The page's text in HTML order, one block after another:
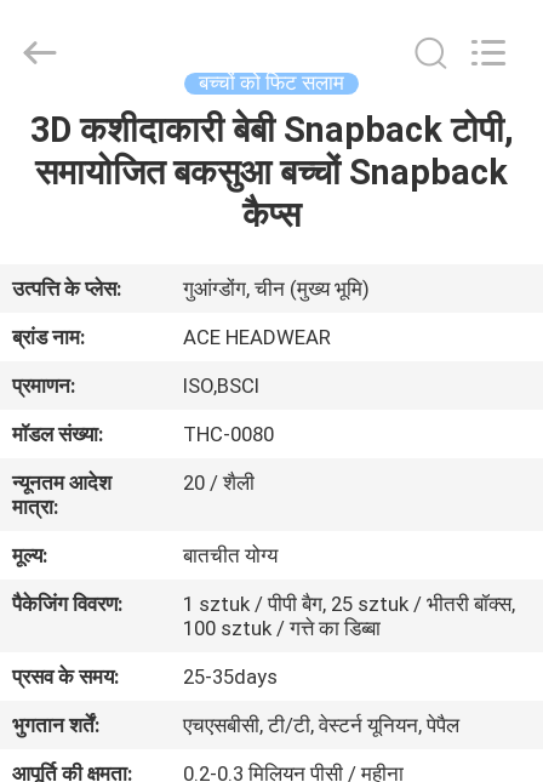
घर
हमारे
बारे
में
कारखाना
भ्रमण
गुणवत्ता
नियंत्रण
संपर्क
करें
Manufacturing
Reserved.
बच्चों को फिट सलाम
3D कशीदाकारी बेबी Snapback टोपी,
समायोजित बकसुआ बच्चों Snapback
कैप्स
उत्पत्ति के प्लेस:
गुआंग्डोंग, चीन (मुख्य भूमि)
ब्रांड नाम:
ACE HEADWEAR
प्रमाणन:
ISO,BSCI
मॉडल संख्या:
THC-0080
न्यूनतम आदेश
मात्रा:
20 / शैली
मूल्य:
बातचीत योग्य
पैकेजिंग विवरण:
1 sztuk / पीपी बैग, 25 sztuk / भीतरी बॉक्स,
100 sztuk / गत्ते का डिब्बा
प्रसव के समय:
25-35days
भुगतान शर्तें:
एचएसबीसी, टी/टी, वेस्टर्न यूनियन, पेपैल
आपूर्ति की क्षमता:
0.2-0.3 मिलियन पीसी / महीना